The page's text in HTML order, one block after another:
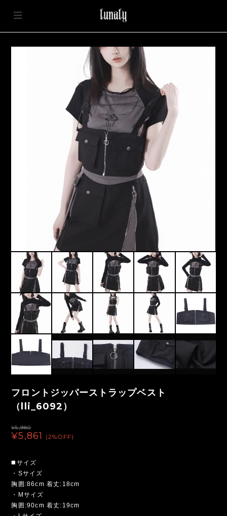
フロントジッパーストラップベスト
（lli_6092）
¥5,980
¥5,861 (2%OFF)
◼️サイズ
・Sサイズ
胸囲:86cm 着丈:18cm
・Mサイズ
胸囲:90cm 着丈:19cm